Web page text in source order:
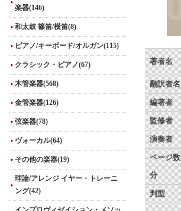
楽器(146)
和太鼓 篠笛/横笛(8)
ピアノ/キーボード/オルガン(115)
クラシック・ピアノ(67)
木管楽器(568)
金管楽器(126)
弦楽器(78)
ヴォーカル(64)
その他の楽器(19)
理論/アレンジ イヤー・トレーニ
ング(42)
著者名
翻訳者名
編著者
監修者
演奏者
ページ数
分
判型